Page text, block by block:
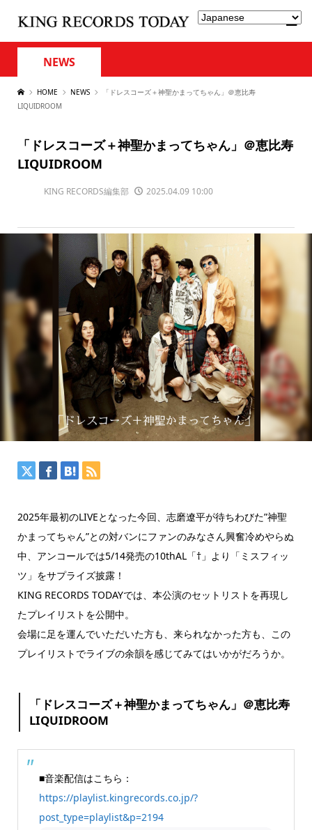
NEWS
HOME NEWS
「ドレスコーズ＋神聖かまってちゃん」＠恵比寿
LIQUIDROOM
「ドレスコーズ＋神聖かまってちゃん」＠恵比寿
LIQUIDROOM
KING RECORDS編集部 2025.04.09 10:00
2025年最初のLIVEとなった今回、志磨遼平が待ちわびた”神聖
かまってちゃん”との対バンにファンのみなさん興奮冷めやらぬ
中、アンコールでは5/14発売の10thAL「†」より「ミスフィッ
ツ」をサプライズ披露！
KING RECORDS TODAYでは、本公演のセットリストを再現し
たプレイリストを公開中。
会場に足を運んでいただいた方も、来られなかった方も、この
プレイリストでライブの余韻を感じてみてはいかがだろうか。
「ドレスコーズ＋神聖かまってちゃん」＠恵比寿
LIQUIDROOM
■音楽配信はこちら：
https://playlist.kingrecords.co.jp/?
post_type=playlist&p=2194